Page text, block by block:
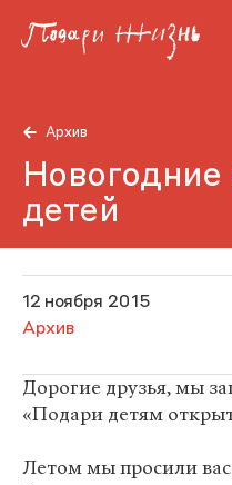
Архив
Новогодние
детей
12 ноября 2015
Архив
Дорогие друзья, мы
«Подари детям
Летом мы просили